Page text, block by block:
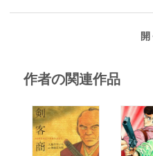
作者の関連作品